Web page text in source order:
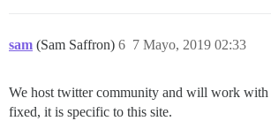
sam (Sam Saffron) 7 Mayo, 2019 02:33
6
We host twitter community and will work with
fixed, it is specific to this site.